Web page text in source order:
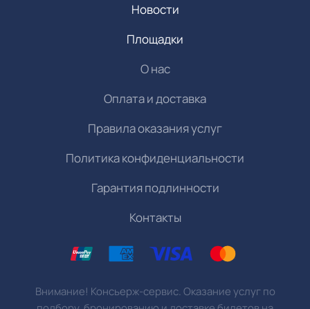
Новости
Площадки
О нас
Оплата и доставка
Правила оказания услуг
Политика конфиденциальности
Гарантия подлинности
Контакты
Внимание! Консьерж-сервис. Оказание услуг по